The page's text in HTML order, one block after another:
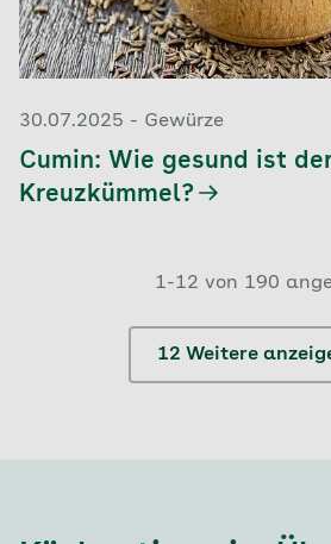
30.07.2025 - Gewürze
Cumin: Wie gesund ist
Kreuzkümmel?
1-12 von 190
12 Weitere